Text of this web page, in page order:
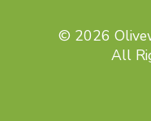
© 2026
All